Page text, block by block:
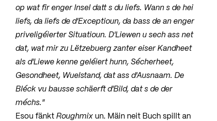
op wat fir enger Insel datt s du liefs. Wann s de hei
liefs, da liefs de d'Exceptioun, da bass de an enger
priveligéierter Situatioun. D'Liewen u sech ass net
dat, wat mir zu Lëtzebuerg zanter eiser Kandheet
als d'Liewe kenne geléiert hunn, Sécherheet,
Gesondheet, Wuelstand, dat ass d'Ausnaam. De
Bléck vu bausse schäerft d'Bild, dat s de der
méchs."
Esou fänkt Roughmix un. Mäin neit Buch spillt an